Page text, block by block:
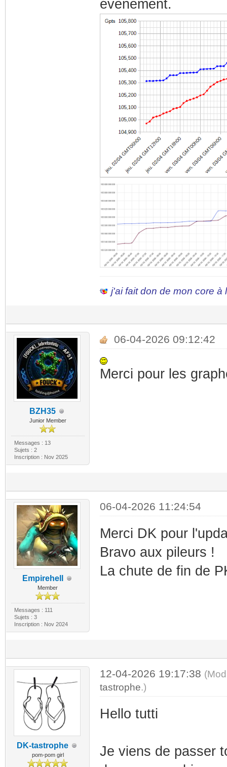
évènement.
j'ai fait don de mon core à
BZH35
Junior Member
Messages : 13
Sujets : 2
Inscription : Nov 2025
06-04-2026 09:12:42
Merci pour les
Empirehell
Member
Messages : 111
Sujets : 3
Inscription : Nov 2024
06-04-2026 11:24:54
Merci DK pour
Bravo aux pileurs !
La chute de fin de
DK-tastrophe
pom-pom girl
12-04-2026 19:17:38
tastrophe.)
Hello tutti
Je viens de passer